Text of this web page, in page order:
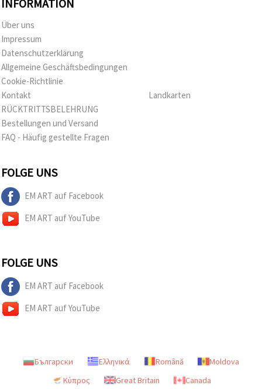
INFORMATION
Über uns
Impressum
Datenschutzerklärung
Allgemeine Geschäftsbedingungen
Cookie-Richtlinie
Kontakt
RÜCKTRITTSBELEHRUNG
Bestellungen und Versand
FAQ - Häufig gestellte Fragen
Landkarten
FOLGE UNS
EM ART auf Facebook
EM ART auf YouTube
FOLGE UNS
EM ART auf Facebook
EM ART auf YouTube
Български Ελληνικά Română
Moldova
Κύπρος
Great Britain Canada